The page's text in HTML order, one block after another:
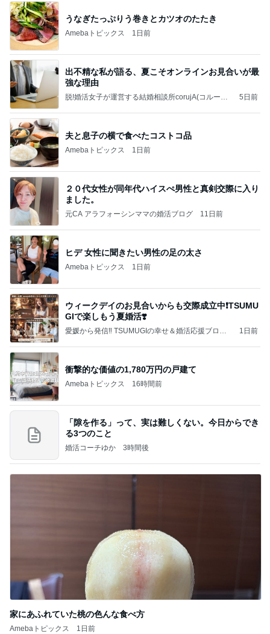
うなぎたっぷりう巻きとカツオのたたき
Amebaトピックス 1日前
出不精な私が語る、夏こそオンラインお見合いが最
強な理由
脱!婚活女子が運営する結婚相談所corujA(コルージ
5日前
夫と息子の横で食べたコストコ品
Amebaトピックス 1日前
２０代女性が同年代ハイスぺ男性と真剣交際に入り
ました。
元CA アラフォーシンママの婚活ブログ 11日前
ヒデ 女性に聞きたい男性の足の太さ
Amebaトピックス 1日前
ウィークデイのお見合いからも交際成立中❗️TSUMU
GIで楽しもう夏婚活❣️
愛媛から発信‼️ TSUMUGIの幸せ＆婚活応援ブログ
1日前
衝撃的な価値の1,780万円の戸建て
Amebaトピックス 16時間前
「隙を作る」って、実は難しくない。今日からでき
る3つのこと
婚活コーチゆか 3時間後
家にあふれていた桃の色んな食べ方
Amebaトピックス 1日前